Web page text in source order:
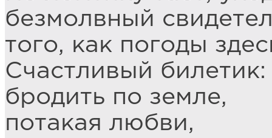
безмолвный
того, как погоды
Счастливый билетик:
бродить по земле,
потакая любви,